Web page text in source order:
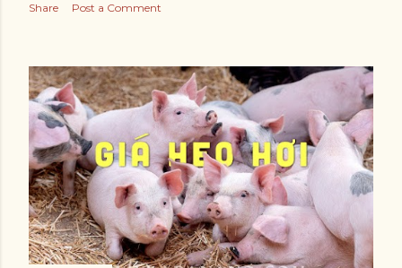
Share Post a Comment